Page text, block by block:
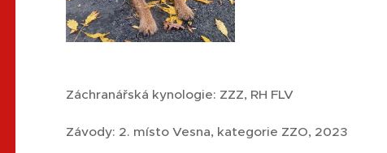
Záchranářská kynologie: ZZZ, RH FLV
Závody: 2. místo Vesna, kategorie ZZO, 2023